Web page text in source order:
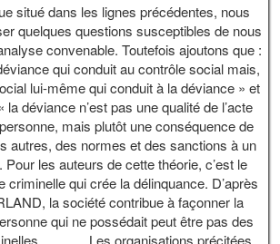
situé dans les lignes précédentes, nous
quelques questions susceptibles de nous
convenable. Toutefois ajoutons que :
qui conduit au contrôle social mais,
lui-même qui conduit à la déviance » et
la déviance n’est pas une qualité de l’acte
mais plutôt une conséquence de
autres, des normes et des sanctions à un
les auteurs de cette théorie, c’est le
criminelle qui crée la délinquance. D’après
la société contribue à façonner la
qui ne possédait peut être pas des
Les organisations précitées